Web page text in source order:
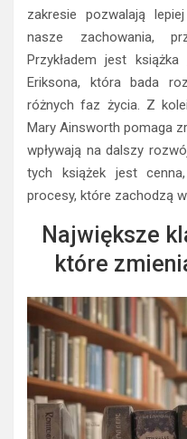
zakresie pozwalają
nasze zachowania,
Przykładem jest książka
Eriksona, która bada
różnych faz życia. Z
Mary Ainsworth pomaga
wpływają na dalszy
tych książek jest
procesy, które zachodzą
Największe
które